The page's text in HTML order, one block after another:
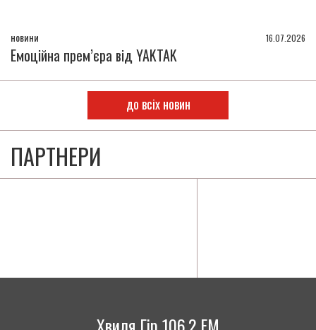
новини 16.07.2026
Емоційна прем’єра від YAKTAK
до всіх новин
ПАРТНЕРИ